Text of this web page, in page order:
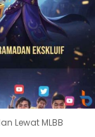
Lewat MLBB